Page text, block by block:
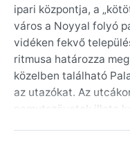
ipari központja, a
város a Noyyal folyó
vidéken fekvő
ritmusa határozza
közelben található
az utazókat. Az
pamutszövetek illata